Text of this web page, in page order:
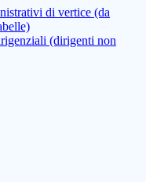
di vertice (da
(dirigenti non